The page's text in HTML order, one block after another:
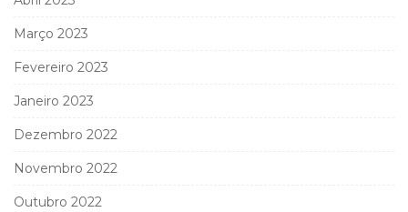
Março 2023
Fevereiro 2023
Janeiro 2023
Dezembro 2022
Novembro 2022
Outubro 2022